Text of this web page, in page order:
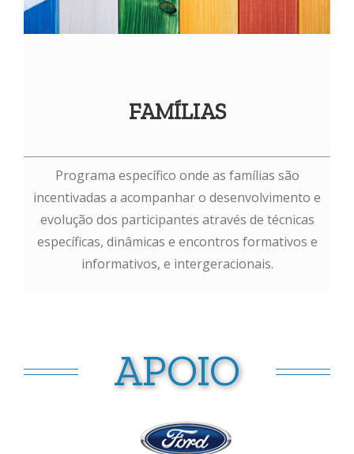
FAMÍLIAS
Programa específico onde as famílias são
incentivadas a acompanhar o desenvolvimento e
evolução dos participantes através de técnicas
específicas, dinâmicas e encontros formativos e
informativos, e intergeracionais.
APOIO